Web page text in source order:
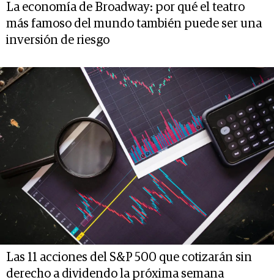
La economía de Broadway: por qué el teatro
más famoso del mundo también puede ser una
inversión de riesgo
Las 11 acciones del S&P 500 que cotizarán sin
derecho a dividendo la próxima semana